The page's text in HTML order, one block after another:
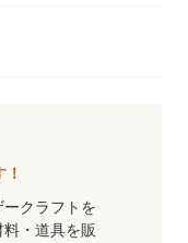
クラフトを
・道具を販